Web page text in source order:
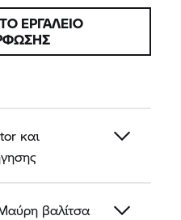
ΕΡΓΑΛΕΊΟ
και
βαλίτσα